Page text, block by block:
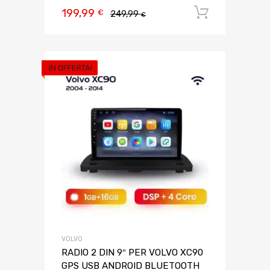
249,99€
199,99 €
IN OFFERTA!
VOLVO
RADIO 2 DIN 9″ PER VOLVO XC90
GPS USB ANDROID BLUETOOTH